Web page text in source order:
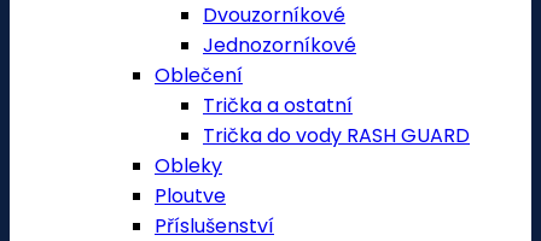
Dvouzorníkové
Jednozorníkové
Oblečení
Trička a ostatní
Trička do vody RASH GUARD
Obleky
Ploutve
Příslušenství